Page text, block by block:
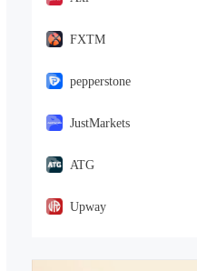
FXTM
pepperstone
JustMarkets
ATG
Upway